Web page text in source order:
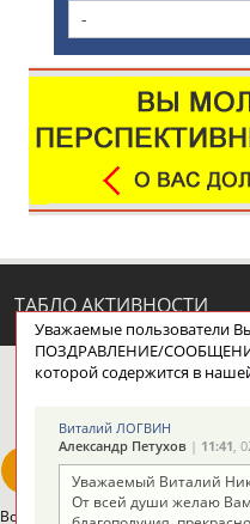
-
ТАБЛО АКТИВНОСТИ
ЦЕЛИ ПРОЕКТА
Вопросы сотрудничества и
Уважаемые пользователи
ПОЗДРАВЛЕНИЕ/
которой содержится в
Виталий ЛОГВИН
Александр Петухов| 11:41,
Уважаемый Виталий
От всей души желаю